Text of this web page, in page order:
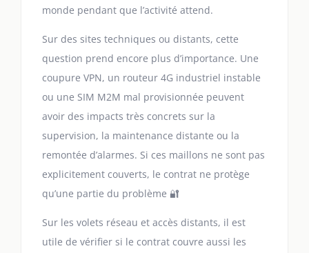
monde pendant que l’activité attend.
Sur des sites techniques ou distants, cette
question prend encore plus d’importance. Une
coupure VPN, un routeur 4G industriel instable
ou une SIM M2M mal provisionnée peuvent
avoir des impacts très concrets sur la
supervision, la maintenance distante ou la
remontée d’alarmes. Si ces maillons ne sont pas
explicitement couverts, le contrat ne protège
qu’une partie du problème 🔐
Sur les volets réseau et accès distants, il est
utile de vérifier si le contrat couvre aussi les